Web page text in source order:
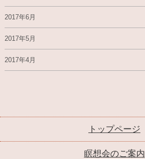
2017年6月
2017年5月
2017年4月
トップページ
瞑想会のご案内